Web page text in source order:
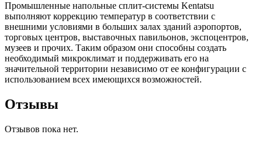
Промышленные напольные сплит-системы Kentatsu
выполняют коррекцию температур в соответствии с
внешними условиями в больших залах зданий аэропортов,
торговых центров, выставочных павильонов, экспоцентров,
музеев и прочих. Таким образом они способны создать
необходимый микроклимат и поддерживать его на
значительной территории независимо от ее конфигурации с
использованием всех имеющихся возможностей.
Отзывы
Отзывов пока нет.